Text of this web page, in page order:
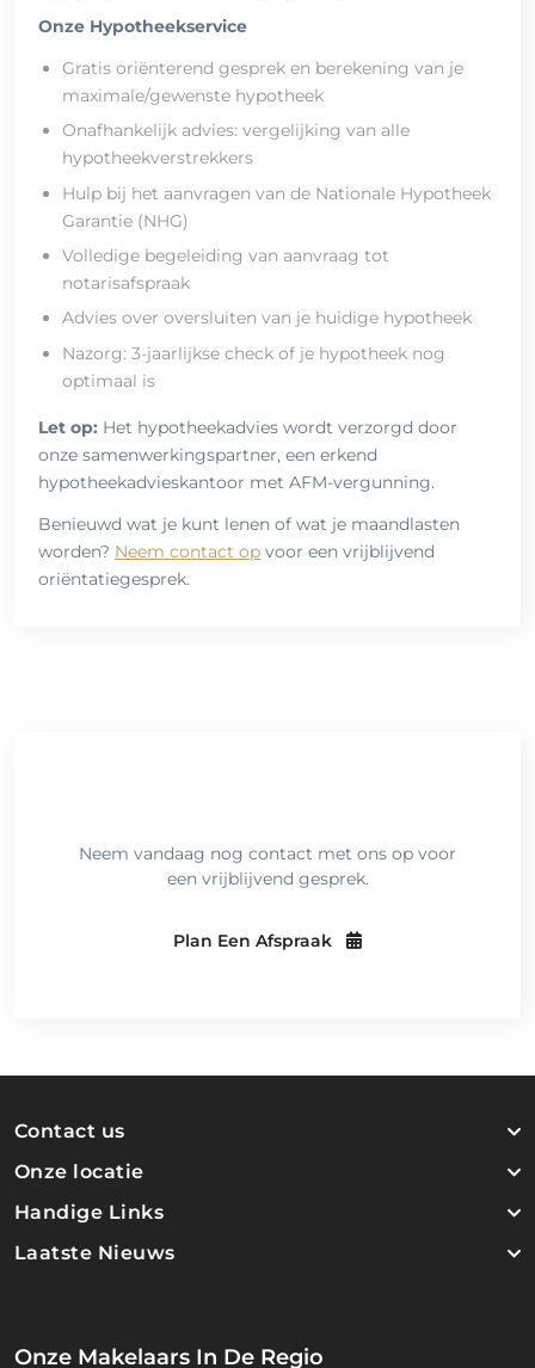
Onze Hypotheekservice
Gratis oriënterend gesprek en berekening van je
maximale/gewenste hypotheek
Onafhankelijk advies: vergelijking van alle
hypotheekverstrekkers
Hulp bij het aanvragen van de Nationale Hypotheek
Garantie (NHG)
Volledige begeleiding van aanvraag tot
notarisafspraak
Advies over oversluiten van je huidige hypotheek
Nazorg: 3-jaarlijkse check of je hypotheek nog
optimaal is
Let op: Het hypotheekadvies wordt verzorgd door
onze samenwerkingspartner, een erkend
hypotheekadvieskantoor met AFM-vergunning.
Benieuwd wat je kunt lenen of wat je maandlasten
worden? Neem contact op voor een vrijblijvend
oriëntatiegesprek.
Neem vandaag nog contact met ons op voor
een vrijblijvend gesprek.
Plan Een Afspraak
Contact us
Onze locatie
Handige Links
Laatste Nieuws
Onze Makelaars In De Regio